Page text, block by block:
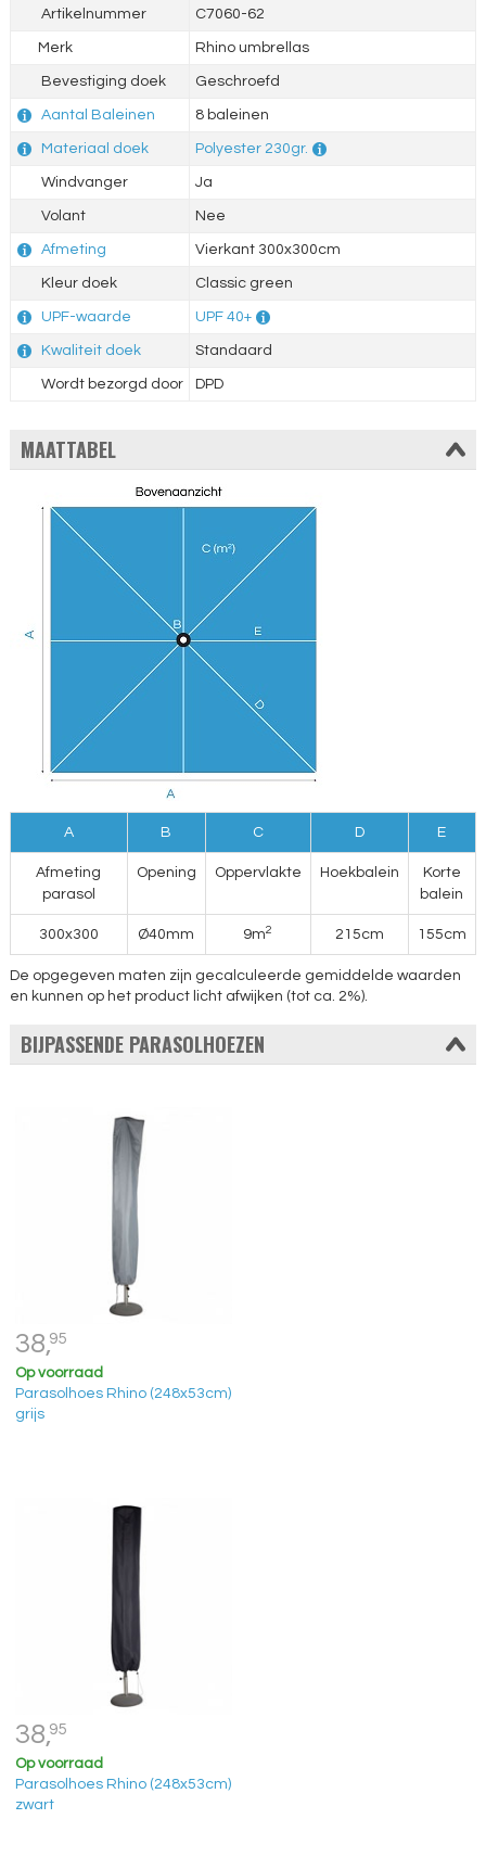
Artikelnummer C7060-62
Merk Rhino umbrellas
Bevestiging doek Geschroefd
Aantal Baleinen 8 baleinen
Materiaal doek Polyester 230gr.
Windvanger Ja
Volant Nee
Afmeting Vierkant 300x300cm
Kleur doek Classic green
UPF-waarde UPF 40+
Kwaliteit doek Standaard
Wordt bezorgd door DPD
MAATTABEL
A B C D E
Afmeting
parasol
Opening Oppervlakte Hoekbalein
Korte
balein
300x300 Ø40mm 9m2 215cm 155cm
De opgegeven maten zijn gecalculeerde gemiddelde waarden
en kunnen op het product licht afwijken (tot ca. 2%).
BIJPASSENDE PARASOLHOEZEN
38,95
Op voorraad
Parasolhoes Rhino (248x53cm)
grijs
38,95
Op voorraad
Parasolhoes Rhino (248x53cm)
zwart